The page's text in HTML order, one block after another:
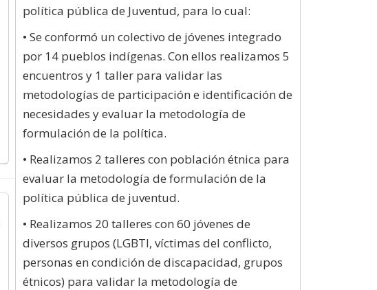
política pública de Juventud, para lo cual:
• Se conformó un colectivo de jóvenes integrado
por 14 pueblos indígenas. Con ellos realizamos 5
encuentros y 1 taller para validar las
metodologías de participación e identificación de
necesidades y evaluar la metodología de
formulación de la política.
• Realizamos 2 talleres con población étnica para
evaluar la metodología de formulación de la
política pública de juventud.
• Realizamos 20 talleres con 60 jóvenes de
diversos grupos (LGBTI, víctimas del conflicto,
personas en condición de discapacidad, grupos
étnicos) para validar la metodología de